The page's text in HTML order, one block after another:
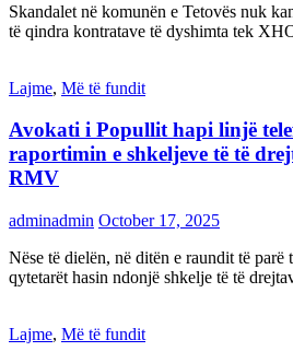
Skandalet në komunën e Tetovës nuk
të qindra kontratave të dyshimta tek
Lajme, Më të fundit
Avokati i Popullit hapi linjë
raportimin e shkeljeve të të
RMV
adminadmin October 17, 2025
Nëse të dielën, në ditën e raundit të parë
qytetarët hasin ndonjë shkelje të të
Lajme, Më të fundit